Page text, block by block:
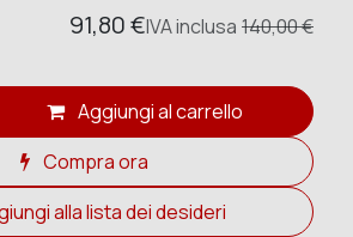
Aggiungi al carrello
Compra ora
alla lista dei desideri
91,80€IVAinclusa 140,00€